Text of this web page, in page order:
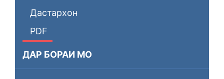
Дастархон
PDF
ДАР БОРАИ МО